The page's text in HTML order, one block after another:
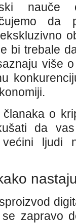
bi trebale
više
o
da
ljudi
zapravo